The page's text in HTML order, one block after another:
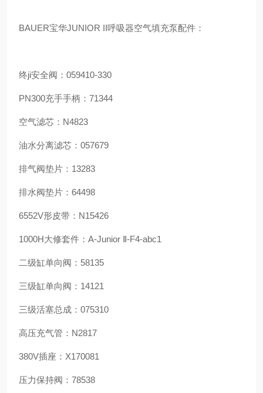
BAUER宝华JUNIOR II呼吸器空气填充泵配件：
终ji安全阀：059410-330
PN300充手手柄：71344
空气滤芯：N4823
油水分离滤芯：057679
排气阀垫片：13283
排水阀垫片：64498
6552V形皮带：N15426
1000H大修套件：A-Junior Ⅱ-F4-abc1
二级缸单向阀：58135
三级缸单向阀：14121
三级活塞总成：075310
高压充气管：N2817
380V插座：X170081
压力保持阀：78538